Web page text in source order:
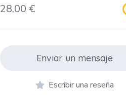
28,00 €
Enviar un mensaje
Escribir una reseña